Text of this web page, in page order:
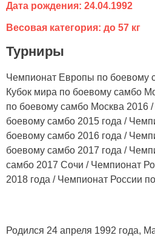
Дата рождения: 24.04.1992
Весовая категория: до 57 кг
Турниры
Чемпионат Европы по боевому
Кубок мира по боевому самбо
по боевому самбо Москва 2016 /
боевому самбо 2015 года /
боевому самбо 2016 года /
боевому самбо 2017 года /
самбо 2017 Сочи / Чемпионат
2018 года / Чемпионат России
Родился 24 апреля 1992 года,